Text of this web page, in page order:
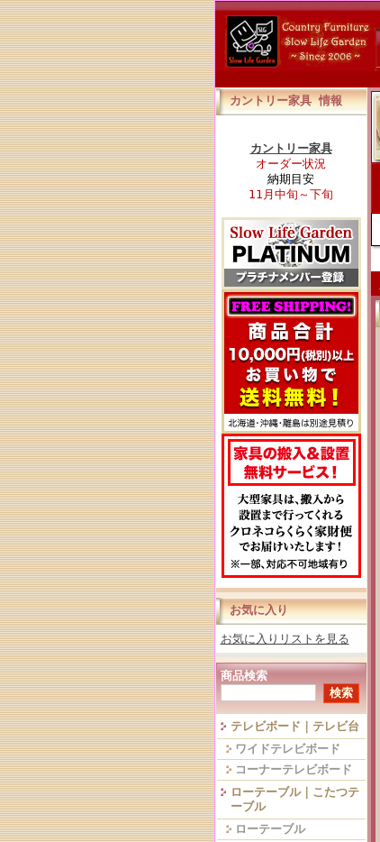
カントリー家具 情報
カントリー家具
オーダー状況
納期目安
11月中旬～下旬
お気に入り
お気に入りリストを見る
商品検索
テレビボード｜テレビ台
ワイドテレビボード
コーナーテレビボード
ローテーブル｜こたつテ
ーブル
ローテーブル